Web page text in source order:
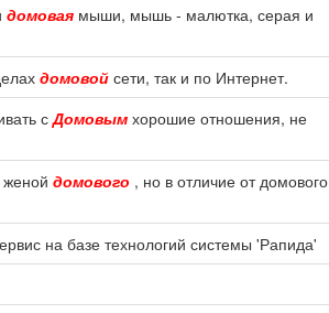
домовая мыши, мышь - малютка, серая и
домовой сети, так и по Интернет.
сДомовым хорошие отношения, не
женой домового , но в отличие от домового
на базе технологий системы 'Рапида'